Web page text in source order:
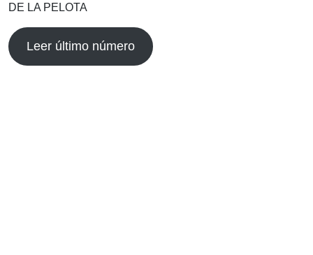
DE LA PELOTA
Leer último número